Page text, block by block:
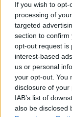
If you wish to
processing of
targeted
section to
opt-out request is
interest-based
us or personal
your opt-out. You
disclosure of
IAB’s list of
also be disclosed
Σημειώνεται
κύκλου των
(ΑΕΙ) και έχουν
ποσοστό 50%,
διάρκειας
αυτοδικαίως